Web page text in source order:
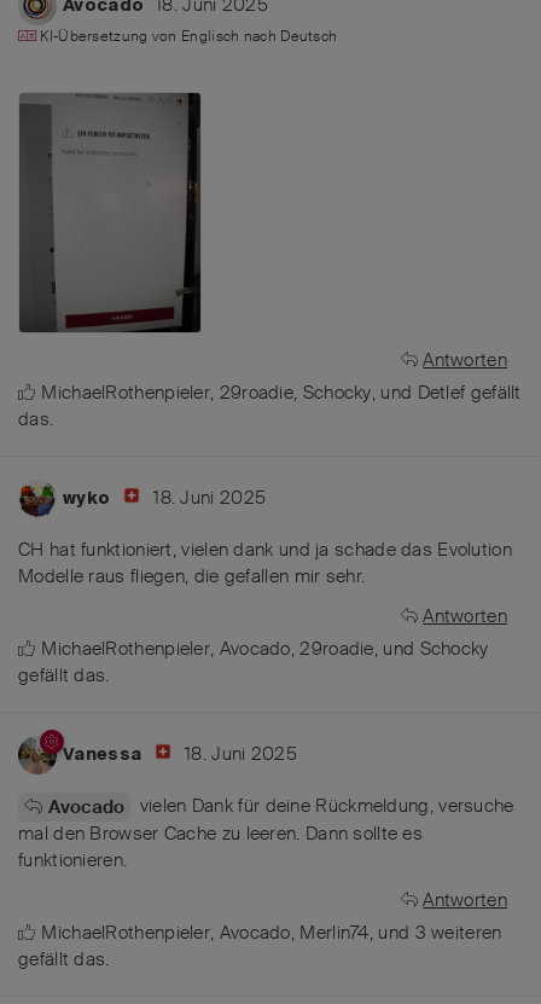
Avocado
KI-Übersetzung von Englisch nach Deutsch
Antworten
MichaelRothenpieler, 29roadie, Schocky, und Detlef gefällt
das.
wyko 18. Juni 2025
CH hat funktioniert, vielen dank und ja schade das Evolution
Modelle raus fliegen, die gefallen mir sehr.
Antworten
MichaelRothenpieler, Avocado,29roadie, und Schocky
gefällt das.
Vanessa 18. Juni 2025
Avocado
vielen Dank für deine Rückmeldung, versuche
mal den Browser Cache zu leeren. Dann sollte es
funktionieren.
Antworten
MichaelRothenpieler, Avocado, Merlin74, und 3 weiteren
gefällt das.